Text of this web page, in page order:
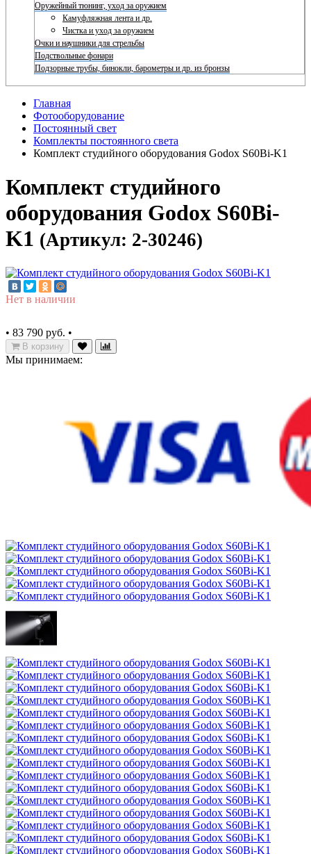
Оружейный тюнинг, уход за оружием
Камуфляжная лента и др.
Чистка и уход за оружием
Очки и наушники для стрельбы
Подствольные фонари
Подзорные трубы, бинокли, барометры и др. из бронзы
Главная
Фотооборудование
Постоянный свет
Комплекты постоянного света
Комплект студийного оборудования Godox S60Bi-K1
Комплект студийного
оборудования Godox S60Bi-
K1 (Артикул: 2-30246)
Нет в наличии
• 83 790 руб. •
В корзину
Мы принимаем: